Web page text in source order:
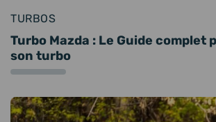
TURBOS
Turbo Mazda : Le Guide complet
son turbo